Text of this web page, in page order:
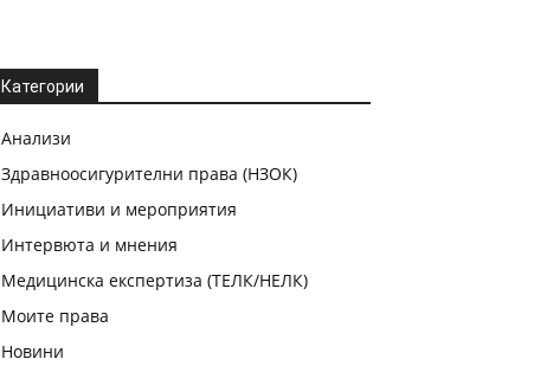
Категории
Анализи
Здравноосигурителни права (НЗОК)
Инициативи и мероприятия
Интервюта и мнения
Медицинска експертиза (ТЕЛК/НЕЛК)
Моите права
Новини